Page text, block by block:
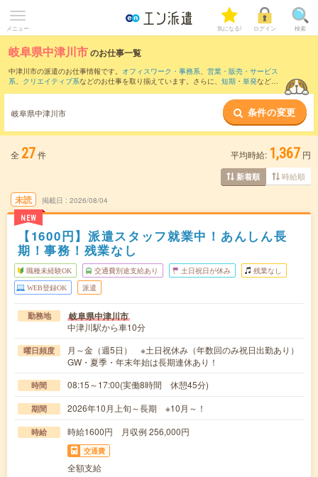
メニュー 気になる! ログイン 検索
岐阜県中津川市のお仕事一覧
中津川市の派遣のお仕事情報です。 オフィスワーク・事務系、 営業・販売・サービス
系、 クリエイティブ系などのお仕事を取り揃えています。さらに、 短期 ・ 単発などの
また、恵那市など隣接エリアのお仕事もご確認いただけます。
岐阜県中津川市 条件の変更
全 27件 平均時給: 1,367 円
新着順 時給順
未読
NEW
掲載日 2026/08/04
【1600円】派遣スタッフ就業中！あんしん長
期！事務！残業なし
職種未経験OK 交通費別途支給あり 土日祝日が休み 残業なし
WEB登録OK 派遣
勤務地 岐阜県中津川市
中津川駅から車10分
曜日頻度
月～金（週5日） ※土日祝休み（年数回のみ祝日出勤あり）
GW・夏季・年末年始は長期連休あり！
時間 08:15～17:00(実働8時間 休憩45分)
期間 2026年10月上旬～長期 ※10月～！
時給 時給1600円 月収例 256,000円
交通費
全額支給